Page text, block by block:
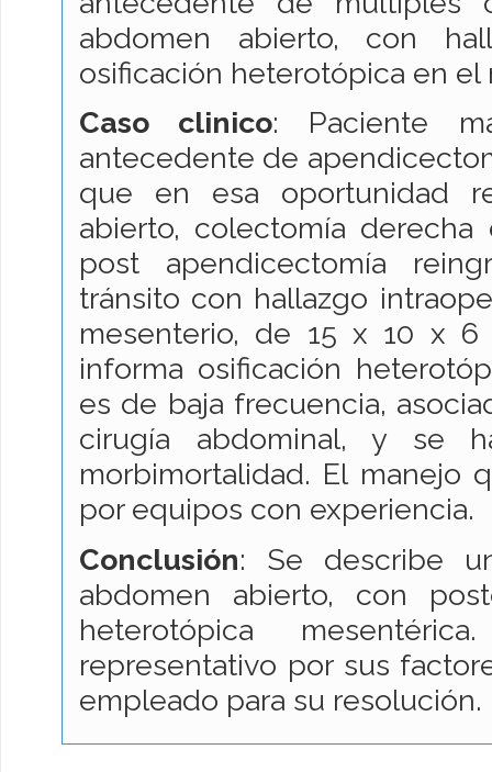
abdomen abierto, con
osificación heterotópica en el
Caso clinico: Paciente
antecedente de
que en esa oportunidad
abierto, colectomía
post apendicectomía
tránsito con hallazgo
mesenterio, de 15 x 10 x
informa osificación
es de baja frecuencia,
cirugía abdominal, y se
morbimortalidad. El manejo
por equipos con experiencia.
Conclusión: Se describe
abdomen abierto, con
heterotópica
representativo por sus
empleado para su resolución.